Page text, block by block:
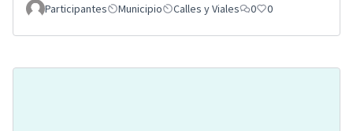
Participantes
Municipio Calles y Viales 0 0